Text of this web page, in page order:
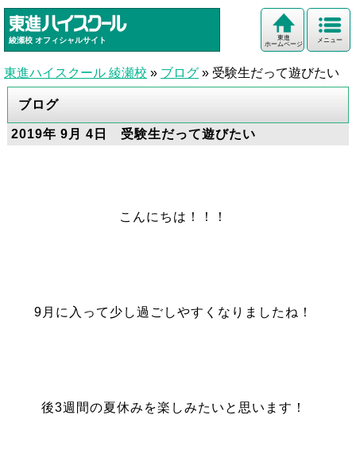
綾瀬校 オフィシャルサイト メニュー
東進
ホームページ
東進ハイスクール 綾瀬校 » ブログ » 受験生だって遊びたい
ブログ
2019年 9月 4日 受験生だって遊びたい
こんにちは！！！
9月に入って少し過ごしやすくなりましたね！
後3週間の夏休みを楽しみたいと思います！